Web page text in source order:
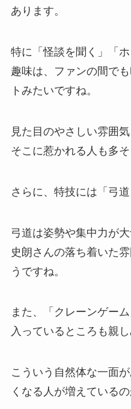
あります。
特に「怪談を聞く」「
趣味は、ファンの間で
トみたいですね。
見た目のやさしい雰囲
そこに惹かれる人も多そ
さらに、特技には「弓
弓道は姿勢や集中力が
史朗さんの落ち着いた
うですね。
また、「クレーンゲー
入っているところも親
こういう自然体な一面
くなる人が増えている